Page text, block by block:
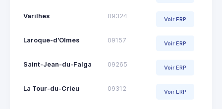
Varilhes 09324 Voir ERP
Laroque-d'Olmes 09157 Voir ERP
Saint-Jean-du-Falga 09265 Voir ERP
La Tour-du-Crieu 09312 Voir ERP